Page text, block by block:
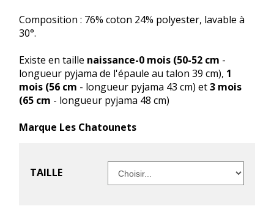
Composition : 76% coton 24% polyester, lavable à
30°.
Existe en taille naissance-0 mois (50-52 cm -
longueur pyjama de l'épaule au talon 39 cm), 1
mois (56 cm - longueur pyjama 43 cm) et3 mois
(65 cm - longueur pyjama 48 cm)
Marque Les Chatounets
TAILLE